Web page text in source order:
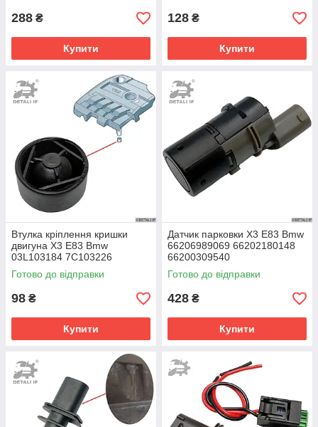
288 ₴
Купити
128 ₴
Купити
Втулка кріплення кришки
двигуна X3 E83 Bmw
03L103184 7C103226
7C103226B
Готово до відправки
98 ₴
Купити
Датчик парковки X3 E83 Bmw
66206989069 66202180148
66200309540
Готово до відправки
428 ₴
Купити